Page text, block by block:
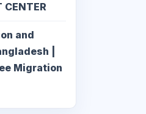
and
|
Migration